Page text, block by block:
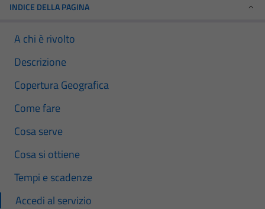
INDICE DELLA PAGINA
A chi è rivolto
Descrizione
Copertura Geografica
Come fare
Cosa serve
Cosa si ottiene
Tempi e scadenze
Accedi al servizio